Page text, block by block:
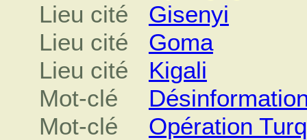
Lieu cité
Gisenyi
Lieu cité
Goma
Lieu cité
Kigali
Mot-clé
Mot-clé
Opération